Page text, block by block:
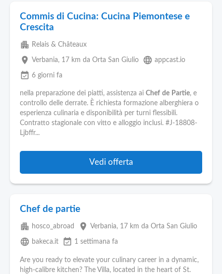
Commis di Cucina: Cucina Piemontese e
Crescita
apartment Relais & Châteaux
place Verbania, 17 km da Orta San Giulio language appcast.io
event_available 6 giorni fa
nella preparazione dei piatti, assistenza ai Chef de Partie, e
controllo delle derrate. È richiesta formazione alberghiera o
esperienza culinaria e disponibilità per turni flessibili.
Contratto stagionale con vitto e alloggio inclusi. #J-18808-
Ljbffr...
Vedi offerta
Chef de partie
apartment hosco_abroad place Verbania, 17 km da Orta San Giulio
language bakeca.it event_available 1 settimana fa
Are you ready to elevate your culinary career in a dynamic,
high-calibre kitchen? The Villa, located in the heart of St.